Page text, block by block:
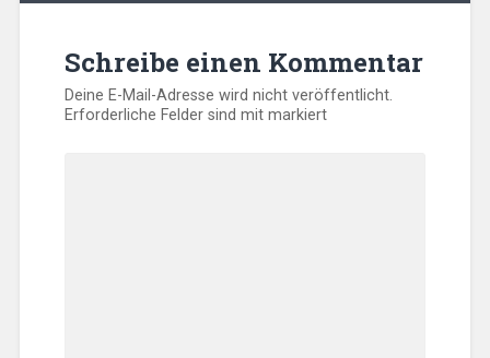
Schreibe einen Kommentar
Deine E-Mail-Adresse wird nicht veröffentlicht.
Erforderliche Felder sind mitmarkiert